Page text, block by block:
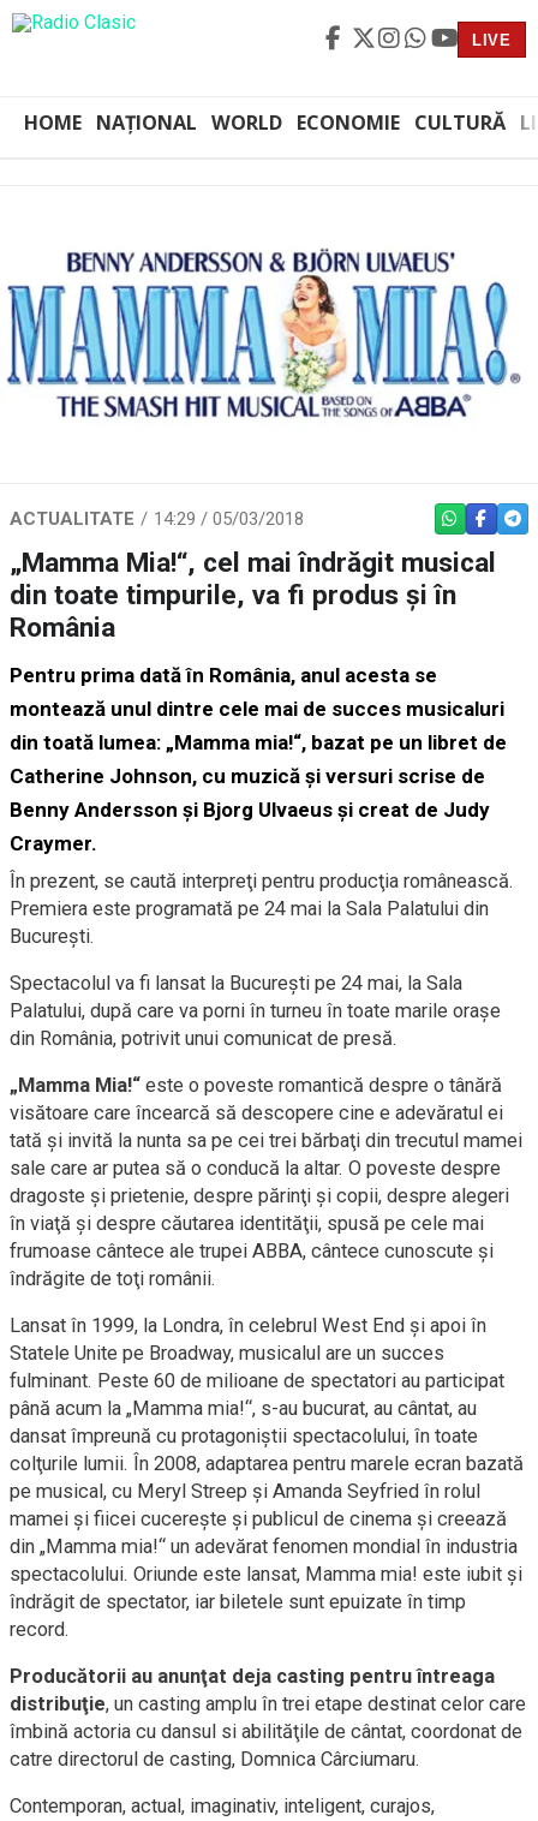
LIVE
HOME NAȚIONAL WORLD ECONOMIE CULTURĂ
ACTUALITATE 14:29 / 05/03/2018 WHATSAPP
„Mamma Mia!“, cel mai îndrăgit musical
din toate timpurile, va fi produs şi în
România
Pentru prima dată în România, anul acesta se
montează unul dintre cele mai de succes musicaluri
din toată lumea: „Mamma mia!“, bazat pe un libret de
Catherine Johnson, cu muzică şi versuri scrise de
Benny Andersson şi Bjorg Ulvaeus şi creat de Judy
Craymer.
În prezent, se caută interpreţi pentru producţia românească.
Premiera este programată pe 24 mai la Sala Palatului din
Bucureşti.
Spectacolul va fi lansat la Bucureşti pe 24 mai, la Sala
Palatului, după care va porni în turneu în toate marile oraşe
din România, potrivit unui comunicat de presă.
„Mamma Mia!“ este o poveste romantică despre o tânără
visătoare care încearcă să descopere cine e adevăratul ei
tată şi invită la nunta sa pe cei trei bărbaţi din trecutul mamei
sale care ar putea să o conducă la altar. O poveste despre
dragoste şi prietenie, despre părinţi şi copii, despre alegeri
în viaţă şi despre căutarea identităţii, spusă pe cele mai
frumoase cântece ale trupei ABBA, cântece cunoscute şi
îndrăgite de toţi românii.
Lansat în 1999, la Londra, în celebrul West End şi apoi în
Statele Unite pe Broadway, musicalul are un succes
fulminant. Peste 60 de milioane de spectatori au participat
până acum la „Mamma mia!“, s-au bucurat, au cântat, au
dansat împreună cu protagoniştii spectacolului, în toate
colţurile lumii. În 2008, adaptarea pentru marele ecran bazată
pe musical, cu Meryl Streep şi Amanda Seyfried în rolul
mamei şi fiicei cucereşte şi publicul de cinema şi creează
din „Mamma mia!“ un adevărat fenomen mondial în industria
spectacolului. Oriunde este lansat, Mamma mia! este iubit şi
îndrăgit de spectator, iar biletele sunt epuizate în timp
record.
Producătorii au anunţat deja casting pentru întreaga
distribuţie, un casting amplu în trei etape destinat celor care
îmbină actoria cu dansul si abilităţile de cântat, coordonat de
catre directorul de casting, Domnica Cârciumaru.
Contemporan, actual, imaginativ, inteligent, curajos,